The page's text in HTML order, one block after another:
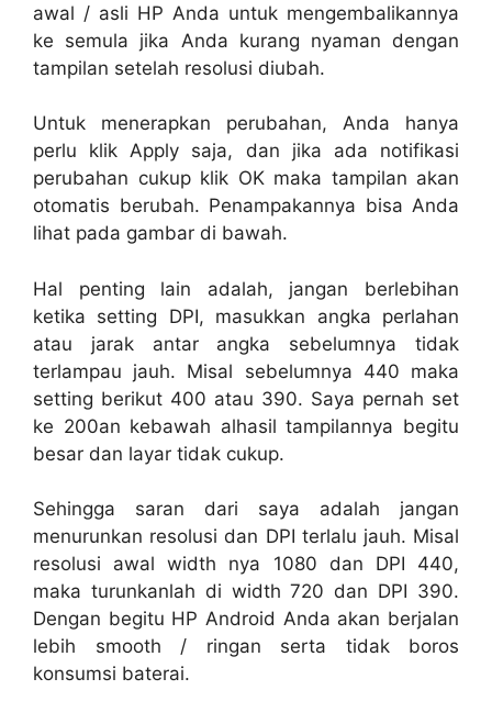
awal / asli HP Anda untuk mengembalikannya
ke semula jika Anda kurang nyaman dengan
tampilan setelah resolusi diubah.
Untuk menerapkan perubahan, Anda hanya
perlu klik Apply saja, dan jika ada notifikasi
perubahan cukup klik OK maka tampilan akan
otomatis berubah. Penampakannya bisa Anda
lihat pada gambar di bawah.
Hal penting lain adalah, jangan berlebihan
ketika setting DPI, masukkan angka perlahan
atau jarak antar angka sebelumnya tidak
terlampau jauh. Misal sebelumnya 440 maka
setting berikut 400 atau 390. Saya pernah set
ke 200an kebawah alhasil tampilannya begitu
besar dan layar tidak cukup.
Sehingga saran dari saya adalah jangan
menurunkan resolusi dan DPI terlalu jauh. Misal
resolusi awal width nya 1080 dan DPI 440,
maka turunkanlah di width 720 dan DPI 390.
Dengan begitu HP Android Anda akan berjalan
lebih smooth / ringan serta tidak boros
konsumsi baterai.